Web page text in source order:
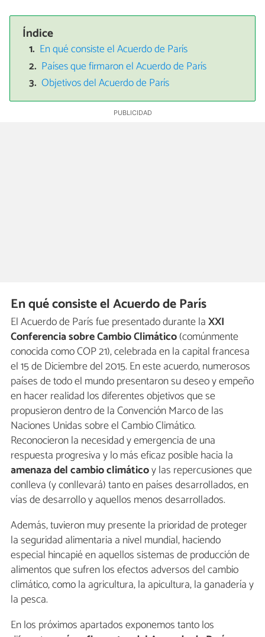
Índice
En qué consiste el Acuerdo de París
Países que firmaron el Acuerdo de París
Objetivos del Acuerdo de París
En qué consiste el Acuerdo de París
El Acuerdo de París fue presentado durante laXXI
Conferencia sobre Cambio Climático(comúnmente
conocida como COP 21), celebrada en la capital francesa
el 15 de Diciembre del 2015. En este acuerdo, numerosos
países de todo el mundo presentaron su deseo y empeño
en hacer realidad los diferentes objetivos que se
propusieron dentro de la Convención Marco de las
Naciones Unidas sobre el Cambio Climático.
Reconocieron la necesidad y emergencia de una
respuesta progresiva y lo más eficaz posible hacia la
amenaza del cambio climáticoy las repercusiones que
conlleva (y conllevará) tanto en países desarrollados, en
vías de desarrollo y aquellos menos desarrollados.
Además, tuvieron muy presente la prioridad de proteger
la seguridad alimentaria a nivel mundial, haciendo
especial hincapié en aquellos sistemas de producción de
alimentos que sufren los efectos adversos del cambio
climático, como la agricultura, la apicultura, la ganadería y
la pesca.
En los próximos apartados exponemos tanto los